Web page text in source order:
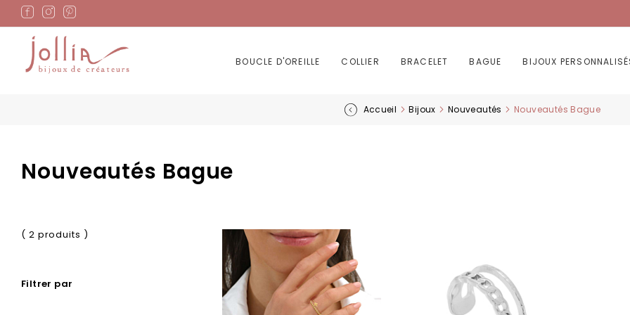
Allez
au
contenu
BOUCLE D'OREILLE COLLIER BRACELET BAGUE BIJOUX
Accueil Bijoux Nouveautés Nouveautés Bague
Nouveautés Bague
( 2 produits )
Filtrer par